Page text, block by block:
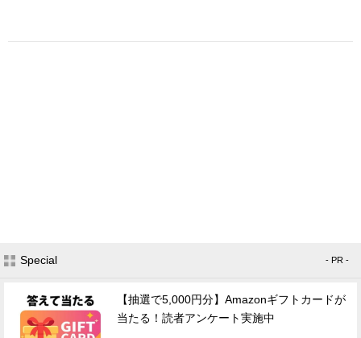
Special - PR -
【抽選で5,000円分】Amazonギフトカードが
当たる！読者アンケート実施中